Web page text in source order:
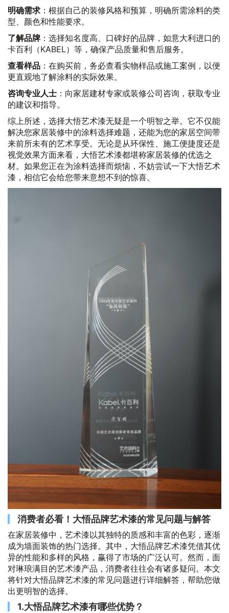
明确需求 ：根据自己的装修风格和预算，明确所需涂料的类
型、颜色和性能要求。
了解品牌 ：选择知名度高、口碑好的品牌，如意大利进口的
卡百利（KABEL）等，确保产品质量和售后服务。
查看样品 ：在购买前，务必查看实物样品或施工案例，以便
更直观地了解涂料的实际效果。
咨询专业人士 ：向家居建材专家或装修公司咨询，获取专业
的建议和指导。
综上所述，选择大悟艺术漆无疑是一个明智之举。它不仅能
解决您家居装修中的涂料选择难题，还能为您的家居空间带
来前所未有的艺术享受。无论是从环保性、施工便捷度还是
视觉效果方面来看，大悟艺术漆都堪称家居装修的优选之
材。如果您正在为涂料选择而烦恼，不妨尝试一下大悟艺术
漆，相信它会给您带来意想不到的惊喜。
消费者必看！大悟品牌艺术漆的常见问题与解答
在家居装修中，艺术漆以其独特的质感和丰富的色彩，逐渐
成为墙面装饰的热门选择。其中，大悟品牌艺术漆凭借其优
异的性能和多样的风格，赢得了市场的广泛认可。然而，面
对琳琅满目的艺术漆产品，消费者往往会有诸多疑问。本文
将针对大悟品牌艺术漆的常见问题进行详细解答，帮助您做
出更明智的选择。
1.大悟品牌艺术漆有哪些优势？